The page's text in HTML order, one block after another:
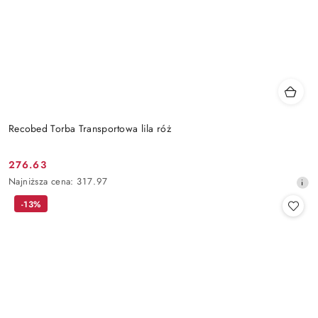
Recobed Torba Transportowa lila róż
Cena
promocyjna:
276.63
Najniższa
cena
Najniższa cena: 317.97
-13%